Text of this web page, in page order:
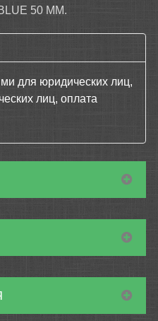
50 ММ.
для юридических лиц,
лиц, оплата